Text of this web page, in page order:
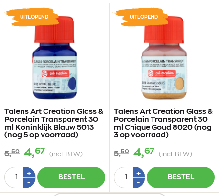
Talens Art Creation Glass &
Porcelain Transparent 30
ml Koninklijk Blauw 5013
(nog 5 op voorraad)
5,50 4,67 (incl. BTW)
UITLOPEND
Aantal
+Plus
-Min
1
BESTEL
Talens Art Creation Glass &
Porcelain Transparent 30
ml Chique Goud 8020 (nog
3 op voorraad)
5,50 4,67 (incl. BTW)
UITLOPEND
Aantal
+Plus
-Min
1
BESTEL